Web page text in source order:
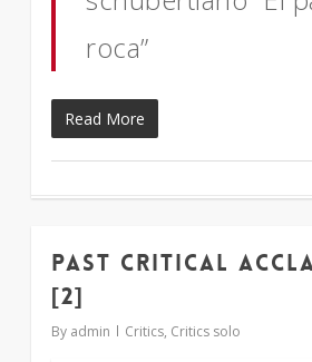
roca”
Read More
Past critical
[2]
By admin Critics, Critics solo
2